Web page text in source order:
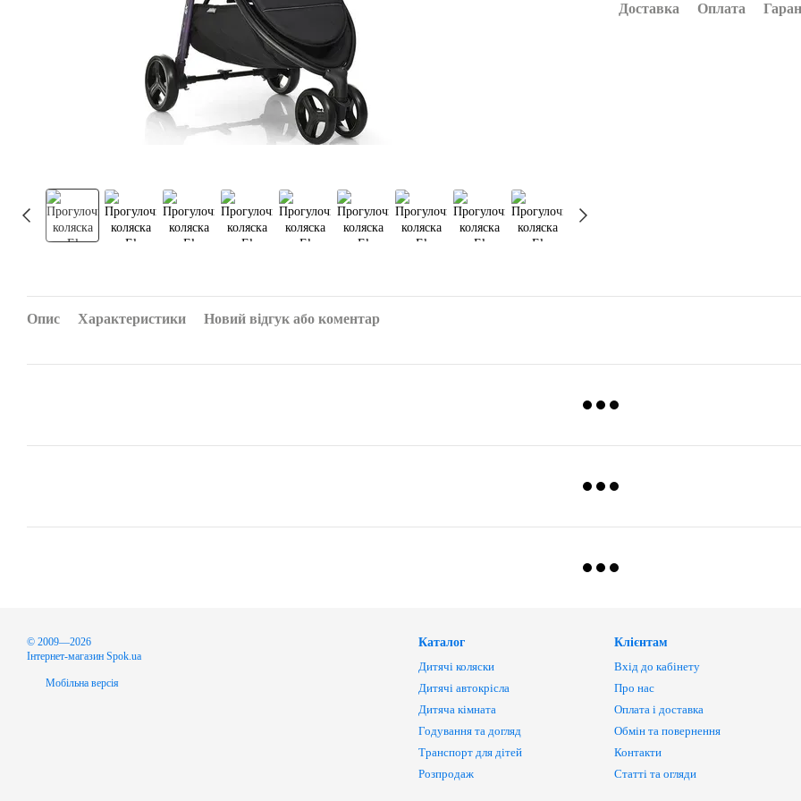
Доставка Оплата
Опис Характеристики Новий відгук або коментар
© 2009—2026
Інтернет-магазин Spok.ua
Мобільна версія
Каталог
Дитячі коляски
Дитячі автокрісла
Дитяча кімната
Годування та догляд
Транспорт для дітей
Розпродаж
Клієнтам
Вхід до кабінету
Про нас
Оплата і доставка
Обмін та повернення
Контакти
Статті та огляди